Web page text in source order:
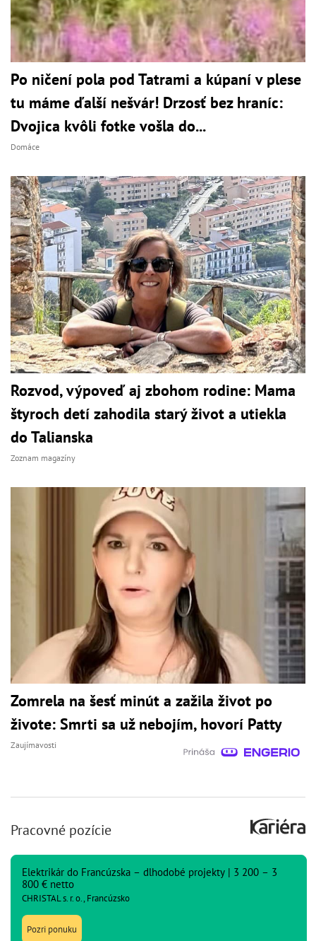
Po ničení pola pod Tatrami a kúpaní v plese
tu máme ďalší nešvár! Drzosť bez hraníc:
Dvojica kvôli fotke vošla do...
Domáce
Rozvod, výpoveď aj zbohom rodine: Mama
štyroch detí zahodila starý život a utiekla
do Talianska
Zoznam magazíny
Zomrela na šesť minút a zažila život po
živote: Smrti sa už nebojím, hovorí Patty
Zaujímavosti
Pracovné pozície
Elektrikár do Francúzska – dlhodobé projekty | 3 200 – 3
800 € netto
CHRISTAL s. r. o., Francúzsko
Pozri ponuku